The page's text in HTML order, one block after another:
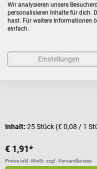
Graid
Aqua Resist Pflaster
Wasserfester
Inhalt: 25 Stück (€ 0,08 / 1
€ 1,91*
Preise inkl. MwSt. zzgl. Versandkosten
Wir analysieren unsere
personalisieren Inhalte für dich.
hast. Für weitere Informationen
einfach.
Einstellungen